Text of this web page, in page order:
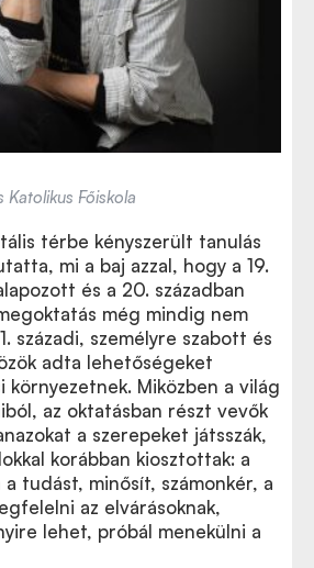
Főiskola
térbe kényszerült tanulás
mi a baj azzal, hogy a 19.
és a 20. században
még mindig nem
századi, személyre szabott és
adta lehetőségeket
környezetnek. Miközben a világ
az oktatásban részt vevők
a szerepeket játsszák,
korábban kiosztottak: a
tudást, minősít, számonkér, a
az elvárásoknak,
lehet, próbál menekülni a